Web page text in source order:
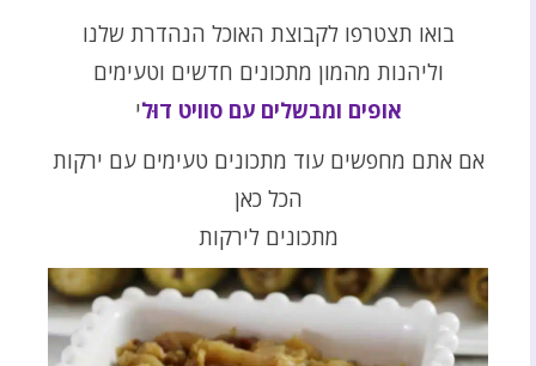
בואו תצטרפו לקבוצת האוכל הנהדרת שלנו
וליהנות מהמון מתכונים חדשים וטעימים
אופים ומבשלים עם סוויט דוּלי
אם אתם מחפשים עוד מתכונים טעימים עם ירקות
הכל כאן
מתכונים לירקות